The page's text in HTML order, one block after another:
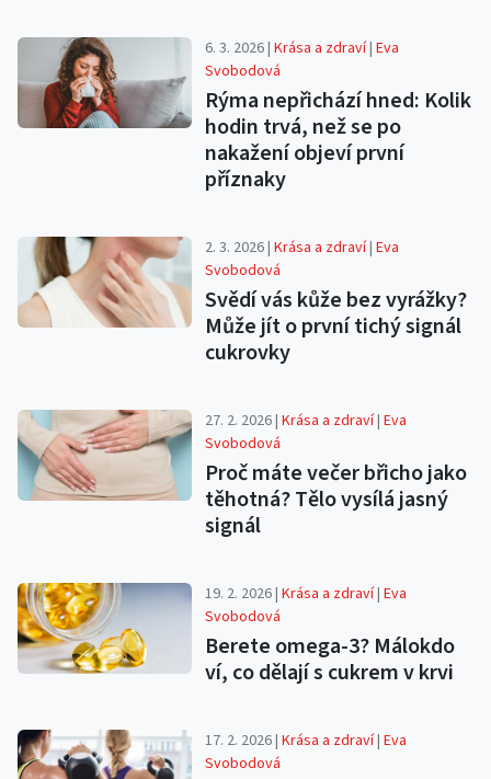
6. 3. 2026 |Krása a zdraví|Eva
Svobodová
Rýma nepřichází hned: Kolik
hodin trvá, než se po
nakažení objeví první
příznaky
2. 3. 2026 |Krása a zdraví|Eva
Svobodová
Svědí vás kůže bez vyrážky?
Může jít o první tichý signál
cukrovky
27. 2. 2026 |Krása a zdraví|Eva
Svobodová
Proč máte večer břicho jako
těhotná? Tělo vysílá jasný
signál
19. 2. 2026 |Krása a zdraví|Eva
Svobodová
Berete omega-3? Málokdo
ví, co dělají s cukrem v krvi
17. 2. 2026 |Krása a zdraví|Eva
Svobodová